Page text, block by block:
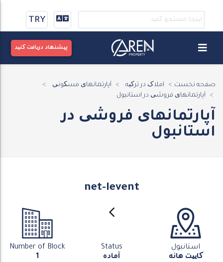
TRY
پیشنهاد دریافت کنید
صفحه نخست املاک در ترکیه
آپارتمانهای مسکونی
آپارتمانهای فروشی در استانبول
آپارتمانهای فروشی در
استانبول
net-levent
استانبول
کاییت هانه
Status
آماده
Number of Block
1